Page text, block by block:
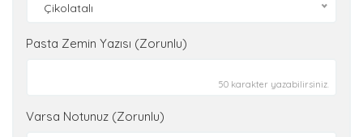
Çikolatalı
Pasta Zemin Yazısı (Zorunlu)
50 karakter yazabilirsiniz.
Varsa Notunuz (Zorunlu)